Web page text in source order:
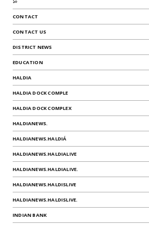
CONTACT
CONTACT US
DISTRICT NEWS
EDUCATION
HALDIA
HALDIA DOCK COMPLE
HALDIA DOCK COMPLEX
HALDIANEWS.
HALDIANEWS.HALDIÁ
HALDIANEWS.HALDIALIVE
HALDIANEWS.HALDIALIVE.
HALDIANEWS.HALDISLIVE
HALDIANEWS.HALDISLIVE.
INDIAN BANK